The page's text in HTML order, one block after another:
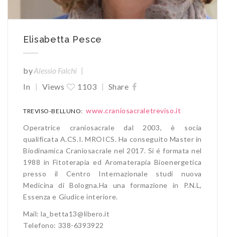
Elisabetta Pesce
byAlessio Falchi |
In
| Views 1103 | Share
TREVISO-BELLUNO: www.craniosacraletreviso.it
Operatrice craniosacrale dal 2003, è socia
qualificata A.CS.I. MROICS. Ha conseguito Master in
Biodinamica Craniosacrale nel 2017. Si é formata nel
1988 in Fitoterapia ed Aromaterapia Bioenergetica
presso il Centro Internazionale studi nuova
Medicina di Bologna.Ha una formazione in P.N.L,
Essenza e Giudice interiore.
Mail: la_betta13@libero.it
Telefono: 338-6393922